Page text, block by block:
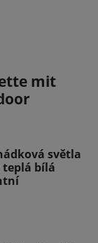
mit
světla
teplá bílá